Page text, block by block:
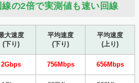
の2倍で実測値も速い回線
大速度
(下り)
平均速度
(下り)
平均速度
(上り)
2Gbps 756Mbps 656Mbps